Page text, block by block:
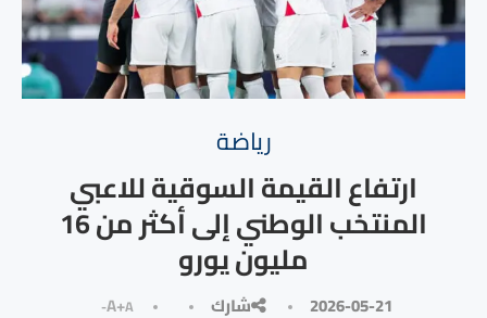
رياضة
ارتفاع القيمة السوقية للاعبي
المنتخب الوطني إلى أكثر من 16
مليون يورو
2026-05-21 شارك A+A-